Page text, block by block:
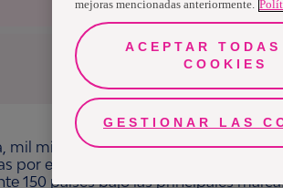
Uruguay
mil millones de personas, en todo el
por el bienestar en beneficio de
150 países bajo las principales
mejoras mencionadas anteriormente.
ACEPTAR
COOKIES
GESTIONAR LAS